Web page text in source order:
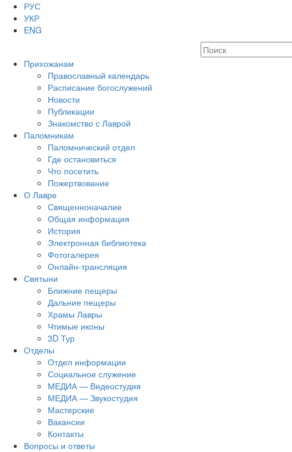
РУС
УКР
ENG
Прихожанам
Православный календарь
Расписание богослужений
Новости
Публикации
Знакомство с Лаврой
Паломникам
Паломнический отдел
Где остановиться
Что посетить
Пожертвование
О Лавре
Священноначалие
Общая информация
История
Электронная библиотека
Фотогалерея
Онлайн-трансляция
Святыни
Ближние пещеры
Дальние пещеры
Храмы Лавры
Чтимые иконы
3D Тур
Отделы
Отдел информации
Социальное служение
МЕДИА — Видеостудия
МЕДИА — Звукостудия
Мастерские
Вакансии
Контакты
Вопросы и ответы